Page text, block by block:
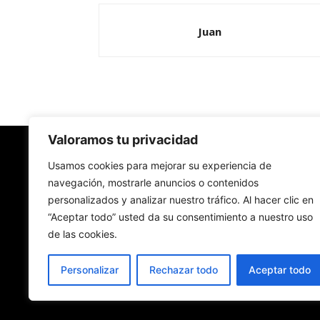
Valoramos tu privacidad
Usamos cookies para mejorar su experiencia de
navegación, mostrarle anuncios o contenidos
personalizados y analizar nuestro tráfico. Al hacer clic en
“Aceptar todo” usted da su consentimiento a nuestro uso
de las cookies.
Personalizar Rechazar todo Aceptar todo
Juan
Redes Cristianas
Una mirada alternativa sobre la Iglesia católica
- Colectivos de Redes Cristianas